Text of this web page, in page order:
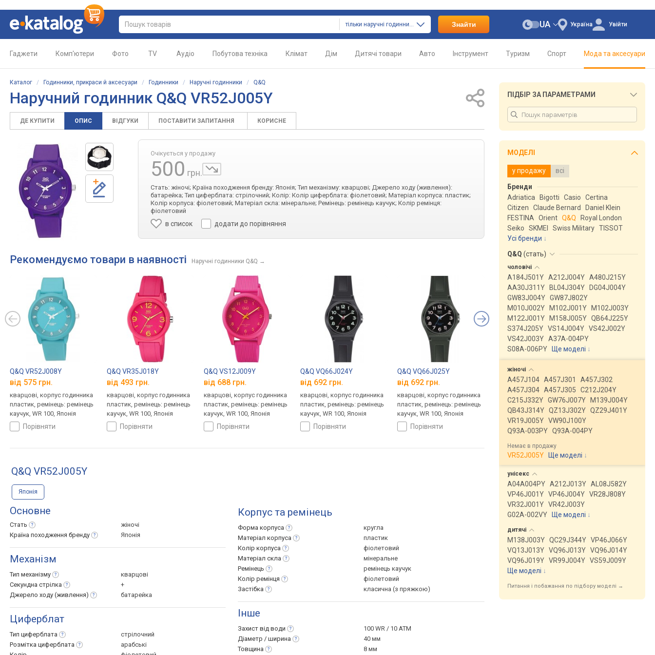
тільки наручні годинники Знайти Україна
UA Увійти
Гаджети Комп'ютери Фото TV Аудіо Побутова техніка Клімат Дім Дитячі товари Авто Інструмент Туризм Спорт Мода та аксесуари
Каталог / Годинники, прикраси й аксесуари / Годинники / Наручні годинники / Q&Q
Наручний годинник Q&Q VR52J005Y
ДЕ КУПИТИ ОПИС ВІДГУКИ ПОСТАВИТИ ЗАПИТАННЯ КОРИСНЕ
Очікується у продажу
500 грн.
Стать: жіночі; Країна походження бренду: Японія; Тип механізму: кварцові; Джерело ходу (живлення):
батарейка; Тип циферблата: стрілочний; Колір: Колір циферблата: фіолетовий; Матеріал корпуса: пластик;
Колір корпуса: фіолетовий; Матеріал скла: мінеральне; Ремінець: ремінець каучук; Колір ремінця:
фіолетовий
в список додати до порівняння
Рекомендуємо товари в наявності Наручні годинники Q&Q →
Q&Q VR52J008Y
від 575 грн.
кварцові, корпус годинника
пластик, ремінець: ремінець
каучук, WR 100, Японія
порівняти
Q&Q VR35J018Y
від 493 грн.
кварцові, корпус годинника
пластик, ремінець: ремінець
каучук, WR 100, Японія
порівняти
Q&Q VS12J009Y
від 688 грн.
кварцові, корпус годинника
пластик, ремінець: ремінець
каучук, WR 100, Японія
порівняти
Q&Q VQ66J024Y
від 692 грн.
кварцові, корпус годинника
пластик, ремінець: ремінець
каучук, WR 100, Японія
порівняти
Q&Q VQ66J025Y
від 692 грн.
кварцові, корпус годинника
пластик, ремінець: ремінець
каучук, WR 100, Японія
порівняти
Q&Q VR19J003Y
від 728 грн.
пластик, ремінець: ремінець
каучук, WR 100, Японія
порівняти
від 728 грн.
пластик, ремінець:
каучук, WR 100,
Q&Q VR52J005Y
Японія
Основне
Стать
жіночі
Країна походження бренду Японія
Механізм
Тип механізму
кварцові
Секундна стрілка
+
Джерело ходу (живлення) батарейка
Циферблат
Тип циферблата
стрілочний
Розмітка циферблата
арабські
Корпус та ремінець
Форма корпуса
кругла
Матеріал корпуса
пластик
Колір корпуса
фіолетовий
Матеріал скла
мінеральне
Ремінець
ремінець каучук
Колір ремінця
фіолетовий
Застібка
класична (з пряжкою)
Інше
Захист від води
100 WR / 10 ATM
Діаметр / ширина
40 мм
Товщина
8 мм
ПІДБІР ЗА ПАРАМЕТРАМИ
МОДЕЛІ
у продажу всі
Бренди
Adriatica
Bigotti Casio
Certina
Citizen
Claude Bernard
Daniel Klein
FESTINA
Orient Q&Q
Royal London
Seiko
SKMEI Swiss Military TISSOT
Усі бренди
Q&Q (стать)
чоловічі
A184J501Y A212J004Y A480J215Y
AA30J311Y
BL04J304Y
DG04J004Y
GW83J004Y GW87J802Y
M010J002Y
M102J001Y
M102J003Y
M122J001Y
M158J005Y QB64J225Y
S374J205Y VS14J004Y VS42J002Y
VS42J003Y A37A-004PY
S08A-006PY
Ще моделі ↓
жіночі
A457J104 A457J301
A457J302
A457J304 A457J305
C212J204Y
C215J332Y GW76J007Y
M139J004Y
QB43J314Y QZ13J302Y QZ29J401Y
VR19J005Y VW90J100Y
Q93A-003PY Q93A-004PY
Немає в продажу
VR52J005Y Ще моделі ↓
унісекс
A04A004PY A212J013Y AL08J582Y
VP46J001Y VP46J004Y VR28J808Y
VR32J001Y VR42J003Y
G02A-002VY
Ще моделі ↓
дитячі
M138J003Y QC29J344Y VP46J066Y
VQ13J013Y VQ96J013Y VQ96J014Y
VQ96J019Y VR99J004Y VS59J009Y
Ще моделі ↓
Питання і побажання по підбору моделі →